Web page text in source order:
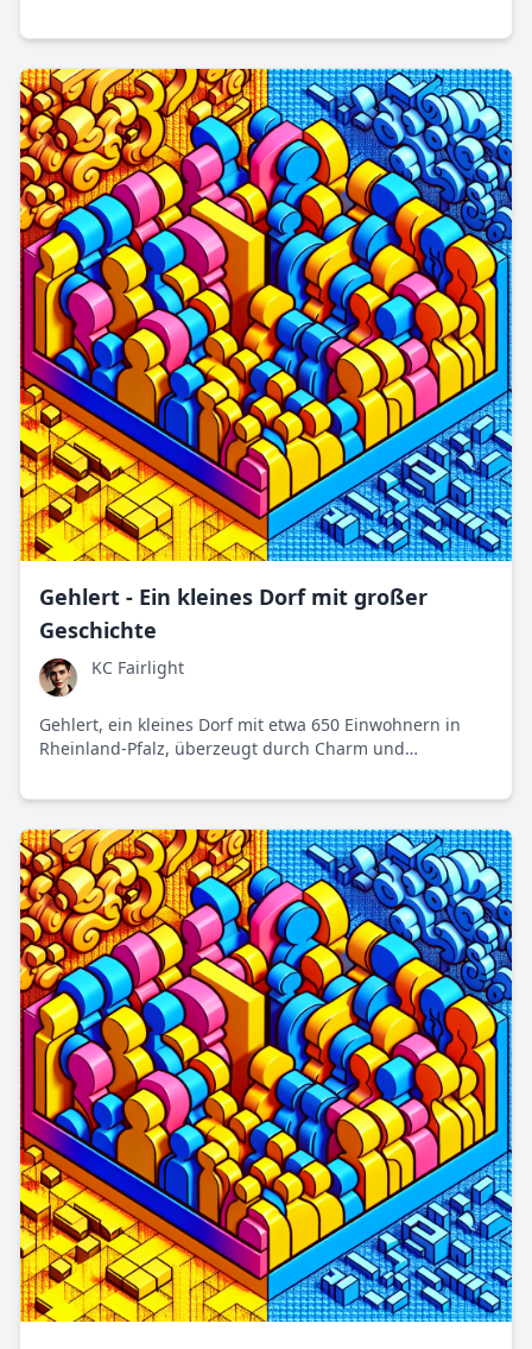
Gehlert - Ein kleines Dorf mit großer
Geschichte
KC Fairlight
Gehlert, ein kleines Dorf mit etwa 650 Einwohnern in
Rheinland-Pfalz, überzeugt durch Charm und
Rolle, während die Bewohner gleichzeitig um